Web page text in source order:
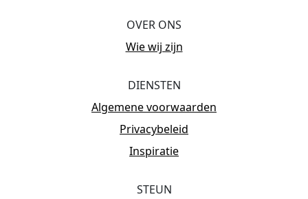
OVER ONS
Wie wij zijn
DIENSTEN
Algemene voorwaarden
Privacybeleid
Inspiratie
STEUN